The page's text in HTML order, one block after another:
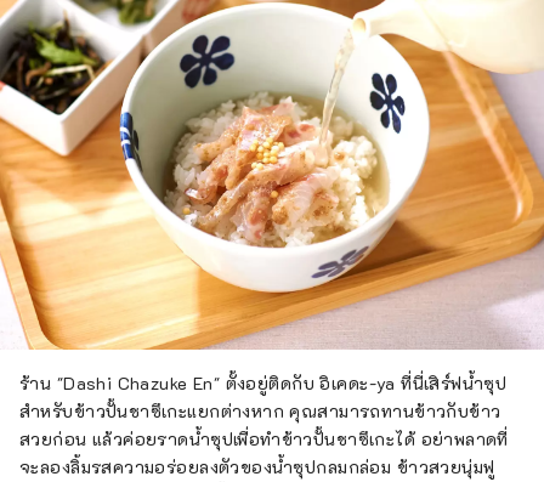
ร้าน "Dashi Chazuke En" ตั้งอยู่ติดกับ อิเคดะ-ya ที่นี่เสิร์ฟน้ำซุป
สำหรับข้าวปั้นชาซึเกะแยกต่างหาก คุณสามารถทานข้าวกับข้าว
สวยก่อน แล้วค่อยราดน้ำซุปเพื่อทำข้าวปั้นชาซึเกะได้ อย่าพลาดที่
จะลองลิ้มรสความอร่อยลงตัวของน้ำซุปกลมกล่อม ข้าวสวยนุ่มฟู